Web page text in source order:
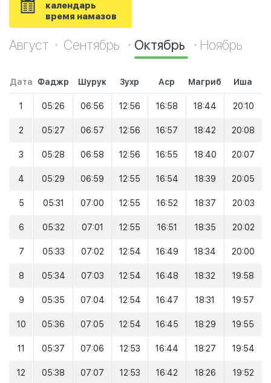
календарь
время намазов
Август Сентябрь Октябрь Ноябрь
Дата Фаджр Шурук Зухр Аср Магриб Иша
1 05:26 06:56 12:56 16:58 18:44 20:10
2 05:27 06:57 12:56 16:57 18:42 20:08
3 05:28 06:58 12:56 16:55 18:40 20:07
4 05:29 06:59 12:55 16:54 18:39 20:05
5 05:31 07:00 12:55 16:52 18:37 20:03
6 05:32 07:01 12:55 16:51 18:35 20:02
7 05:33 07:02 12:54 16:49 18:34 20:00
8 05:34 07:03 12:54 16:48 18:32 19:58
9 05:35 07:04 12:54 16:47 18:31 19:57
10 05:36 07:05 12:54 16:45 18:29 19:55
11 05:37 07:06 12:53 16:44 18:27 19:54
12 05:38 07:07 12:53 16:42 18:26 19:52